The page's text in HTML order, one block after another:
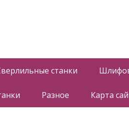
станки
Разное Карта